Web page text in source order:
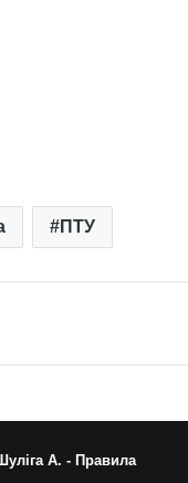
ПТУ
А. - Правила